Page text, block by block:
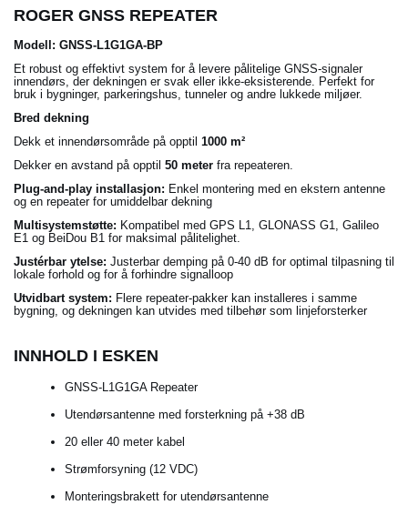
ROGER GNSS REPEATER
Modell: GNSS-L1G1GA-BP
Et robust og effektivt system for å levere pålitelige GNSS-signaler
innendørs, der dekningen er svak eller ikke-eksisterende. Perfekt for
bruk i bygninger, parkeringshus, tunneler og andre lukkede miljøer.
Bred dekning
Dekk et innendørsområde på opptil 1000 m²
Dekker en avstand på opptil 50 meter fra repeateren.
Plug-and-play installasjon: Enkel montering med en ekstern antenne
og en repeater for umiddelbar dekning
Multisystemstøtte: Kompatibel med GPS L1, GLONASS G1, Galileo
E1 og BeiDou B1 for maksimal pålitelighet.
Justérbar ytelse: Justerbar demping på 0-40 dB for optimal tilpasning til
lokale forhold og for å forhindre signalloop
Utvidbart system: Flere repeater-pakker kan installeres i samme
bygning, og dekningen kan utvides med tilbehør som linjeforsterker
INNHOLD I ESKEN
GNSS-L1G1GA Repeater
Utendørsantenne med forsterkning på +38 dB
20 eller 40 meter kabel
Strømforsyning (12 VDC)
Monteringsbrakett for utendørsantenne